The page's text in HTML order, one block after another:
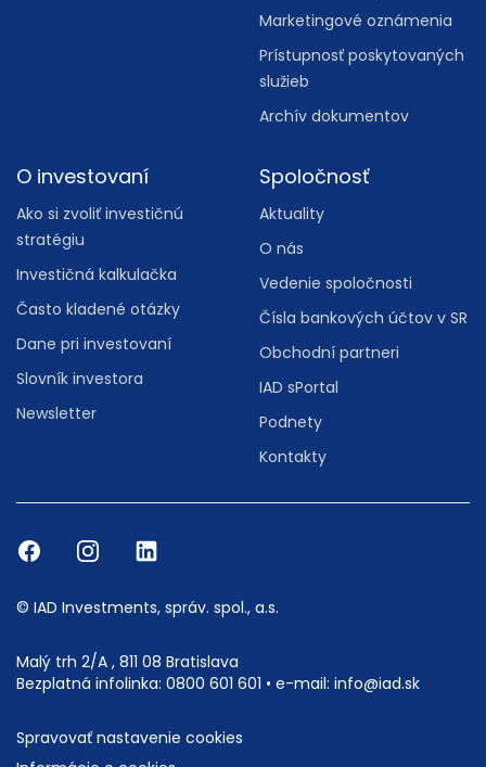
Marketingové oznámenia
Prístupnosť poskytovaných
služieb
Archív dokumentov
O investovaní
Ako si zvoliť investičnú
stratégiu
Investičná kalkulačka
Často kladené otázky
Dane pri investovaní
Slovník investora
Newsletter
Spoločnosť
Aktuality
O nás
Vedenie spoločnosti
Čísla bankových účtov v SR
Obchodní partneri
IAD sPortal
Podnety
Kontakty
© IAD Investments, správ. spol., a.s.
Malý trh 2/A , 811 08 Bratislava
Bezplatná infolinka: 0800 601 601 • e-mail: info@iad.sk
Spravovať nastavenie cookies